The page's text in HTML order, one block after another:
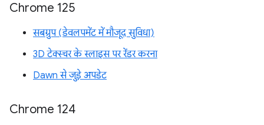
Chrome 125
सबग्रुप (डेवलपमेंट में मौजूद सुविधा)
3D टेक्स्चर के स्लाइस पर रेंडर करना
Dawn से जुड़े अपडेट
Chrome 124